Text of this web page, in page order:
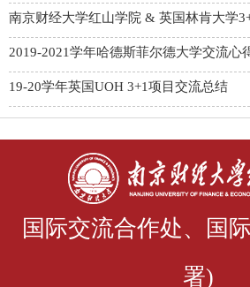
2019-2021学年哈德斯菲尔德大学交流心
19-20学年英国UOH 3+1项目交流总结
国际交流合作处、国
署)